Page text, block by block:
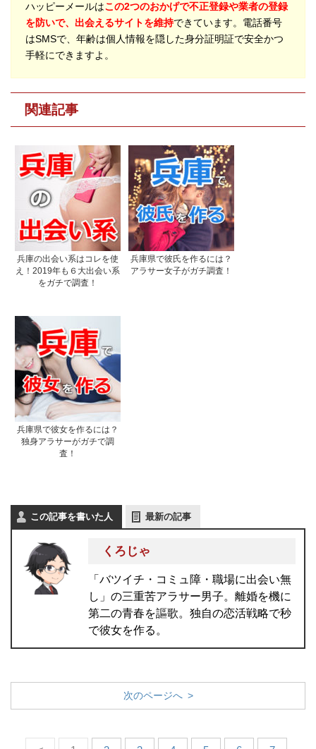
ハッピーメールはこの2つのおかげで不正登録や業者の登録
を防いで、出会えるサイトを維持できています。電話番号
はSMSで、年齢は個人情報を隠した身分証明証で安全かつ
手軽にできますよ。
関連記事
兵庫の出会い系はコレを使
え！2019年も６大出会い系
をガチで調査！
兵庫県で彼氏を作るには？
アラサー女子がガチ調査！
兵庫県で彼女を作るには？
独身アラサーがガチで調
査！
この記事を書いた人 最新の記事
くろじゃ
「バツイチ・コミュ障・職場に出会い無
し」の三重苦アラサー男子。離婚を機に
第二の青春を謳歌。独自の恋活戦略で秒
で彼女を作る。
次のページへ >